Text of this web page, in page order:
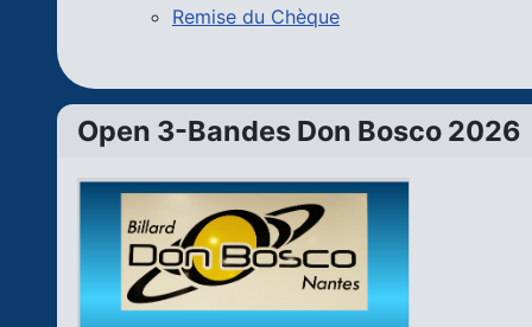
Open 3-Bandes Don Bosco 2026
Remise du Chèque